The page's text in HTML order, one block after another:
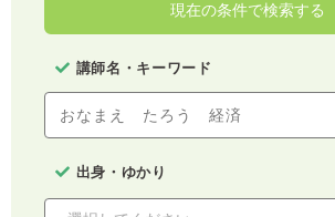
現在の条件で検索する
講師名・キーワード
出身・ゆかり